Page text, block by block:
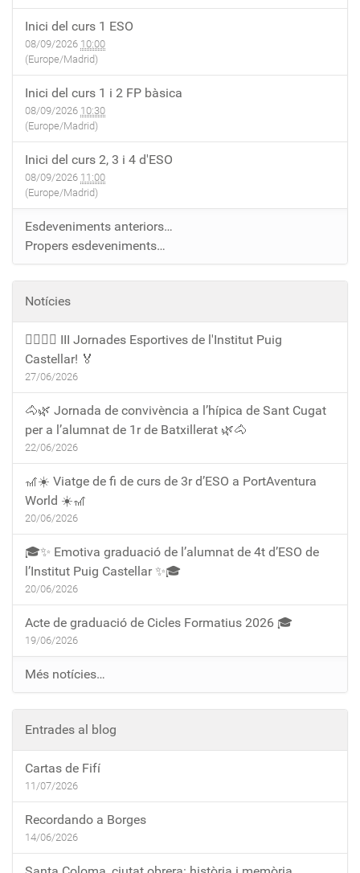
Inici del curs 1 ESO
08/09/2026 10:00
(Europe/Madrid)
Inici del curs 1 i 2 FP bàsica
08/09/2026 10:30
(Europe/Madrid)
Inici del curs 2, 3 i 4 d'ESO
08/09/2026 11:00
(Europe/Madrid)
Esdeveniments anteriors…
Propers esdeveniments…
Notícies
🏃‍♀️🏃‍♂️ III Jornades Esportives de l'Institut Puig
Castellar! 🏅
27/06/2026
🐴🌿 Jornada de convivència a l’hípica de Sant Cugat
per a l’alumnat de 1r de Batxillerat 🌿🐴
22/06/2026
🎢☀️ Viatge de fi de curs de 3r d’ESO a PortAventura
World ☀️🎢
20/06/2026
🎓✨ Emotiva graduació de l’alumnat de 4t d’ESO de
l’Institut Puig Castellar ✨🎓
20/06/2026
Acte de graduació de Cicles Formatius 2026 🎓
19/06/2026
Més notícies…
Entrades al blog
Cartas de Fifí
11/07/2026
Recordando a Borges
14/06/2026